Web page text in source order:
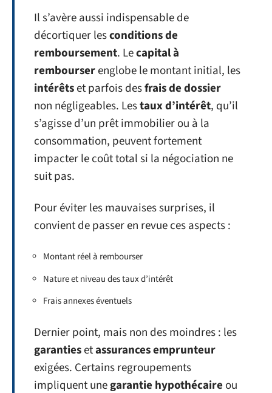
Il s’avère aussi indispensable de
décortiquer lesconditions de
remboursement. Lecapital à
rembourserenglobe le montant initial, les
intérêtset parfois desfrais de dossier
non négligeables. Lestaux d’intérêt, qu’il
s’agisse d’un prêt immobilier ou à la
consommation, peuvent fortement
impacter le coût total si la négociation ne
suit pas.
Pour éviter les mauvaises surprises, il
convient de passer en revue ces aspects :
Montant réel à rembourser
Nature et niveau des taux d’intérêt
Frais annexes éventuels
Dernier point, mais non des moindres : les
garantiesetassurances emprunteur
exigées. Certains regroupements
impliquent unegarantie hypothécaire ou